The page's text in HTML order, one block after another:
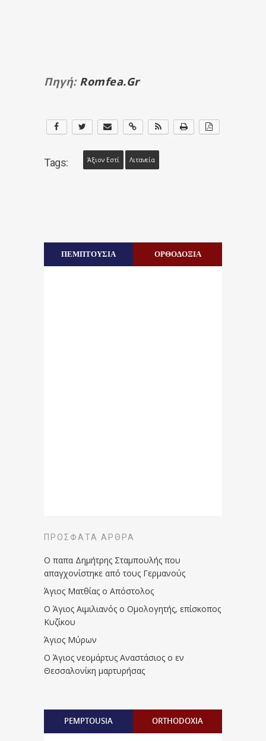
Πηγή: Romfea.gr
Tags: Άξιον Εστί Λιτανεία
ΠΕΜΠΤΟΥΣΙΑ ΟΡΘΟΔΟΞΙΑ
ΠΡΌΣΦΑΤΑ ΆΡΘΡΑ
Ο παπα Δημήτρης Σταμπουλής που
απαγχονίστηκε από τους Γερμανούς
Άγιος Ματθίας ο Απόστολος
Ο Άγιος Αιμιλιανός ο Ομολογητής, επίσκοπος
Κυζίκου
Άγιος Μύρων
Ο Άγιος νεομάρτυς Αναστάσιος ο εν
Θεσσαλονίκη μαρτυρήσας
PEMPTOUSIA ORTHODOXIA